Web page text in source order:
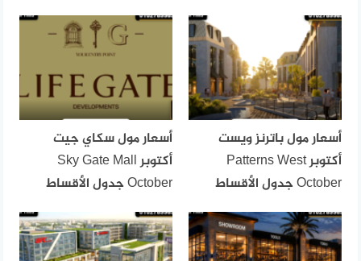
أسعار مول باترنز ويست
أكتوبر Patterns West
October جدول الأقساط
أسعار مول سكاي جيت
أكتوبر Sky Gate Mall
October جدول الأقساط